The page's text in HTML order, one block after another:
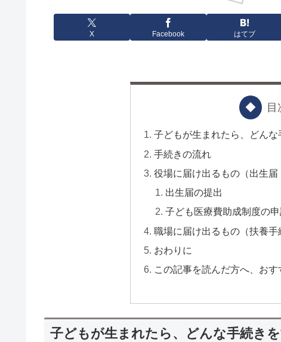
X Facebook はてブ
目
子どもが生まれたら、どんな
手続きの流れ
役場に届け出るもの（出生届
出生届の提出
子ども医療費助成制度の
職場に届け出るもの（扶養手
おわりに
この記事を読んだ方へ、お
子どもが生まれたら、どんな手続き